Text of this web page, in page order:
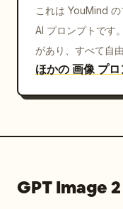
これは YouMind
AI プロンプトです
があり、すべて自
ほかの 画像 プ
GPT Image